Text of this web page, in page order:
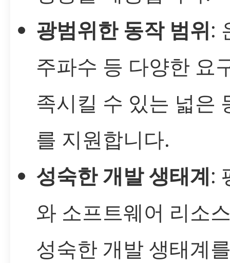
광범위한 동작 범위:
주파수 등 다양한 요
족시킬 수 있는 넓은
를 지원합니다.
성숙한 개발 생태계:
와 소프트웨어 리소
성숙한 개발 생태계